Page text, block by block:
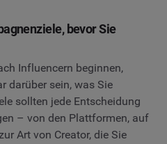
bevor Sie
Influencern beginnen,
darüber sein, was Sie
sollten jede Entscheidung
– von den Plattformen, auf
Art von Creator, die Sie